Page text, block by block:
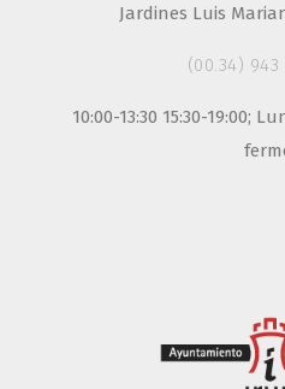
Jardines Luis
(00.34) 943
10:00-13:30 15:30-19:00;